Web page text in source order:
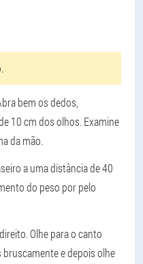
bem os dedos,
10 cm dos olhos. Examine
da mão.
a uma distância de 40
do peso por pelo
Olhe para o canto
e depois olhe